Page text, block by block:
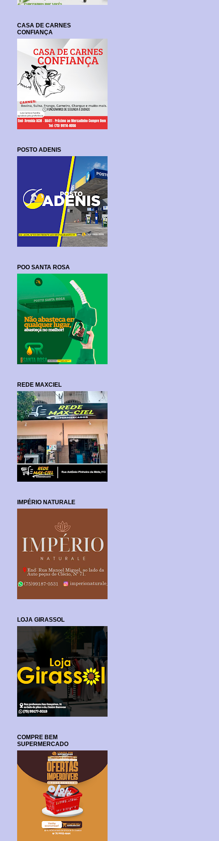
CASA DE CARNES
CONFIANÇA
POSTO ADENIS
POO SANTA ROSA
REDE MAXCIEL
IMPÉRIO NATURALE
LOJA GIRASSOL
COMPRE BEM
SUPERMERCADO